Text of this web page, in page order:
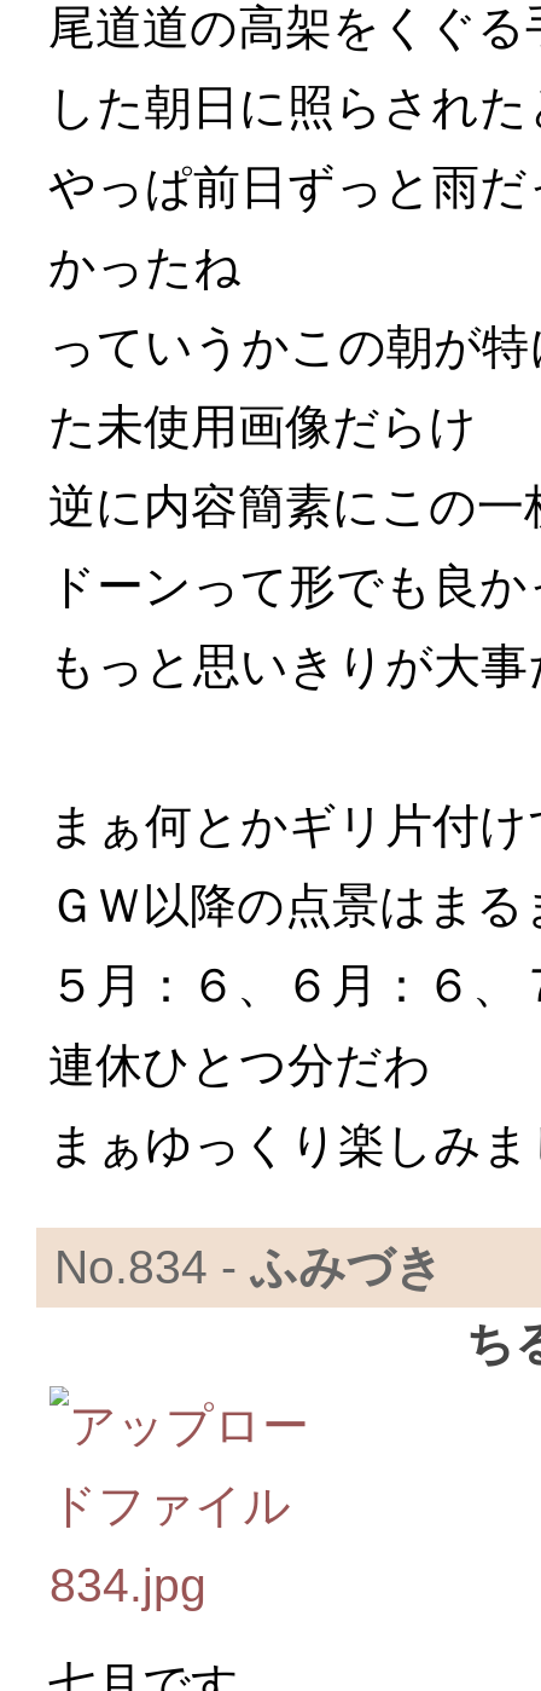
尾道道の高架をくぐ
した朝日に照らされ
やっぱ前日ずっと雨
かったね
っていうかこの朝が
た未使用画像だらけ
逆に内容簡素にこの
ドーンって形でも良
もっと思いきりが大
まぁ何とかギリ片付
ＧＷ以降の点景はま
５月：６、６月：６
連休ひとつ分だわ
まぁゆっくり楽しみ
No.834 - ふみづき
ち